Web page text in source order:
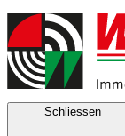
Schliessen